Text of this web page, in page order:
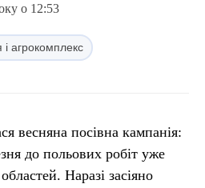
о 12:53
агрокомплекс
весняна посівна кампанія:
до польових робіт уже
Наразі засіяно